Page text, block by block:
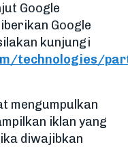
Google
Google
kunjungi
technologies/
mengumpulkan
iklan yang
diwajibkan